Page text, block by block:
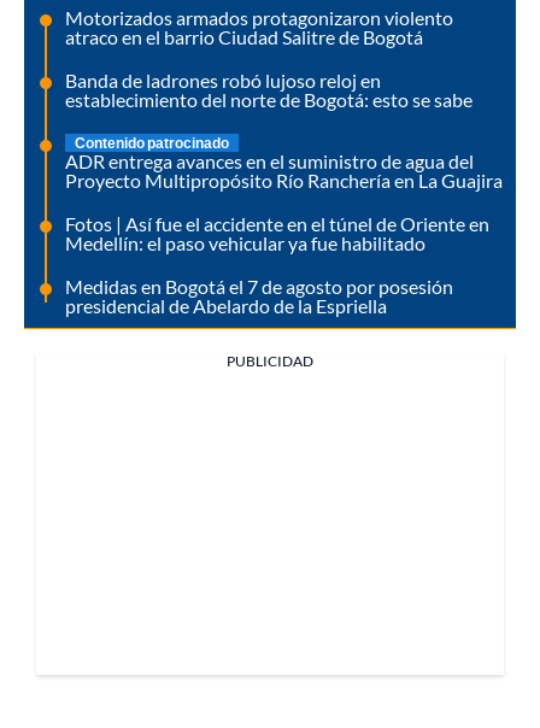
Motorizados armados protagonizaron violento
atraco en el barrio Ciudad Salitre de Bogotá
Banda de ladrones robó lujoso reloj en
establecimiento del norte de Bogotá: esto se sabe
Contenido patrocinado
ADR entrega avances en el suministro de agua del
Proyecto Multipropósito Río Ranchería en La Guajira
Fotos | Así fue el accidente en el túnel de Oriente en
Medellín: el paso vehicular ya fue habilitado
Medidas en Bogotá el 7 de agosto por posesión
presidencial de Abelardo de la Espriella
PUBLICIDAD